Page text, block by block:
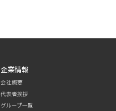
企業情報
会社概要
代表者挨拶
グループ一覧